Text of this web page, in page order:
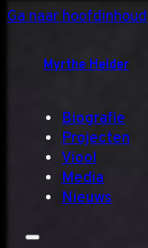
Ga naar hoofdinhoud
Myrthe Helder
Biografie
Projecten
Viool
Media
Nieuws